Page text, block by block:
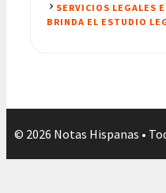
SERVICIOS LEGALES
BRINDA EL ESTUDIO
© 2026 Notas Hispanas •